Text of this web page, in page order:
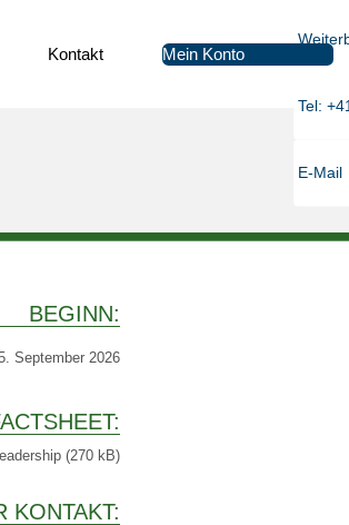
Kon­takt Mein Konto
Tel:
E-Mail
BEGINN:
September 2026
(270 kB)
KON­TAKT: